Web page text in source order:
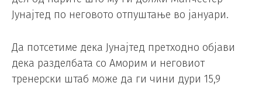
Јунајтед по неговото отпуштање во јануари.
Да потсетиме дека Јунајтед претходно објави
дека разделбата со Аморим и неговиот
тренерски штаб може да ги чини дури 15,9